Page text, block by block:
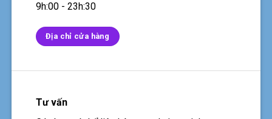
9h:00 - 23h:30
Địa chỉ cửa hàng
Tư vấn